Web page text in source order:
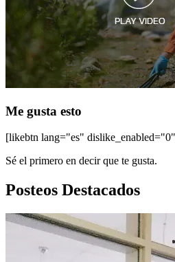
Me gusta esto
[likebtn lang="es"
Sé el primero en decir que te gusta.
Posteos Destacados